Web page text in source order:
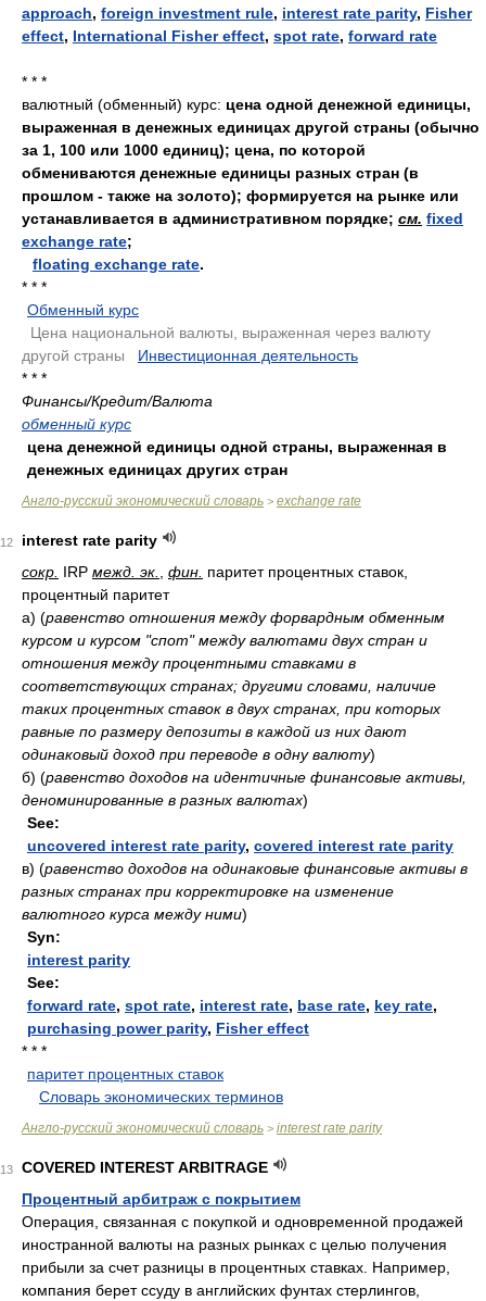
approach, foreign investment rule, interest rate parity, Fisher
effect, International Fisher effect, spot rate, forward rate
* * *
валютный (обменный) курс: цена одной денежной единицы,
выраженная в денежных единицах другой страны (обычно
за 1, 100 или 1000 единиц); цена, по которой
обмениваются денежные единицы разных стран (в
прошлом - также на золото); формируется на рынке или
устанавливается в административном порядке; см. fixed
exchange rate;
floating exchange rate.
* * *
Обменный курс
Цена национальной валюты, выраженная через валюту
другой страны
Инвестиционная деятельность
* * *
Финансы/Кредит/Валюта
обменный курс
цена денежной единицы одной страны, выраженная в
денежных единицах других стран
Англо-русский экономический словарь > exchange rate
12
interest rate parity
сокр. IRP межд. эк. фин. паритет процентных ставок,
процентный паритет
а) (равенство отношения между форвардным обменным
курсом и курсом "спот" между валютами двух стран и
отношения между процентными ставками в
соответствующих странах; другими словами, наличие
таких процентных ставок в двух странах, при которых
равные по размеру депозиты в каждой из них дают
одинаковый доход при переводе в одну валюту)
б) (равенство доходов на идентичные финансовые активы,
деноминированные в разных валютах)
See:
uncovered interest rate parity, covered interest rate parity
в) (равенство доходов на одинаковые финансовые активы в
разных странах при корректировке на изменение
валютного курса между ними)
Syn:
interest parity
See:
forward rate, spot rate, interest rate, base rate, key rate,
purchasing power parity, Fisher effect
* * *
паритет процентных ставок
Словарь экономических терминов
Англо-русский экономический словарь > interest rate parity
13
COVERED INTEREST ARBITRAGE
Процентный арбитраж с покрытием
Операция, связанная с покупкой и одновременной продажей
иностранной валюты на разных рынках с целью получения
прибыли за счет разницы в процентных ставках. Например,
компания берет ссуду в английских фунтах стерлингов,